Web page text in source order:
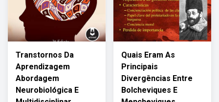
Transtornos Da
Aprendizagem
Abordagem
Neurobiológica E
Quais Eram As
Principais
Divergências Entre
Bolcheviques E